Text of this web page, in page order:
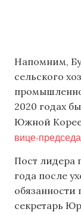
Напомним,
сельского
2020 годах
Южной
вице-
Пост лидера
года после
обязанности
секретарь